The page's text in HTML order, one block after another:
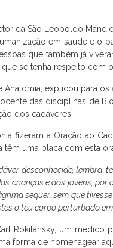
da São Leopoldo
em saúde e
que também já
se tenha respeito com
explicou para
das disciplinas de
dos cadáveres.
fizeram a Oração ao
têm uma placa com esta
desconhecido,
crianças e dos jovens;
sequer, sem que
o teu corpo perturbado
Rokitansky, um médico
forma de homenagear